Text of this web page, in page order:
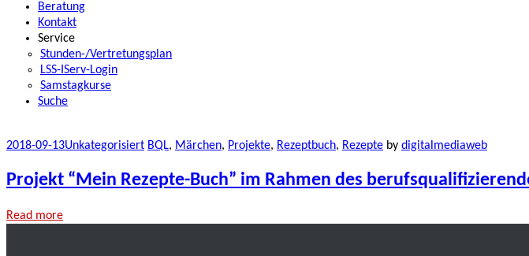
Beratung
Kontakt
Service
Stunden-/Vertretungsplan
LSS-IServ-Login
Samstagkurse
Suche
2018-09-13Unkategorisiert BQL, Märchen, Projekte, Rezeptbuch, Rezepte by digitalmediaweb
Projekt “Mein Rezepte-Buch” im Rahmen des
Read more